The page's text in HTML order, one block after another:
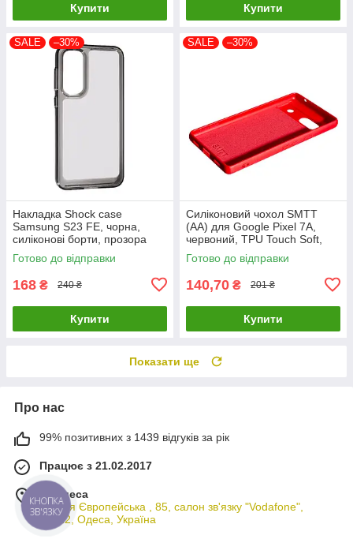
Купити Купити
SALE –30%
Накладка Shock case
Samsung S23 FE, чорна,
силіконові борти, прозора
задня кришка
Готово до відправки
168 ₴ 240 ₴
Купити
SALE –30%
Силіконовий чохол SMTT
(AA) для Google Pixel 7A,
червоний, TPU Touch Soft,
оригінальний чохол для
захисту смартфона
Готово до відправки
140,70 ₴ 201 ₴
Купити
Показати ще
Про нас
99% позитивних з 1439 відгуків за рік
Працює з 21.02.2017
м. Одеса
вулиця Європейська , 85, салон зв'язку "Vodafone",
65012, Одеса, Україна
КНОПКА
ЗВ'ЯЗКУ